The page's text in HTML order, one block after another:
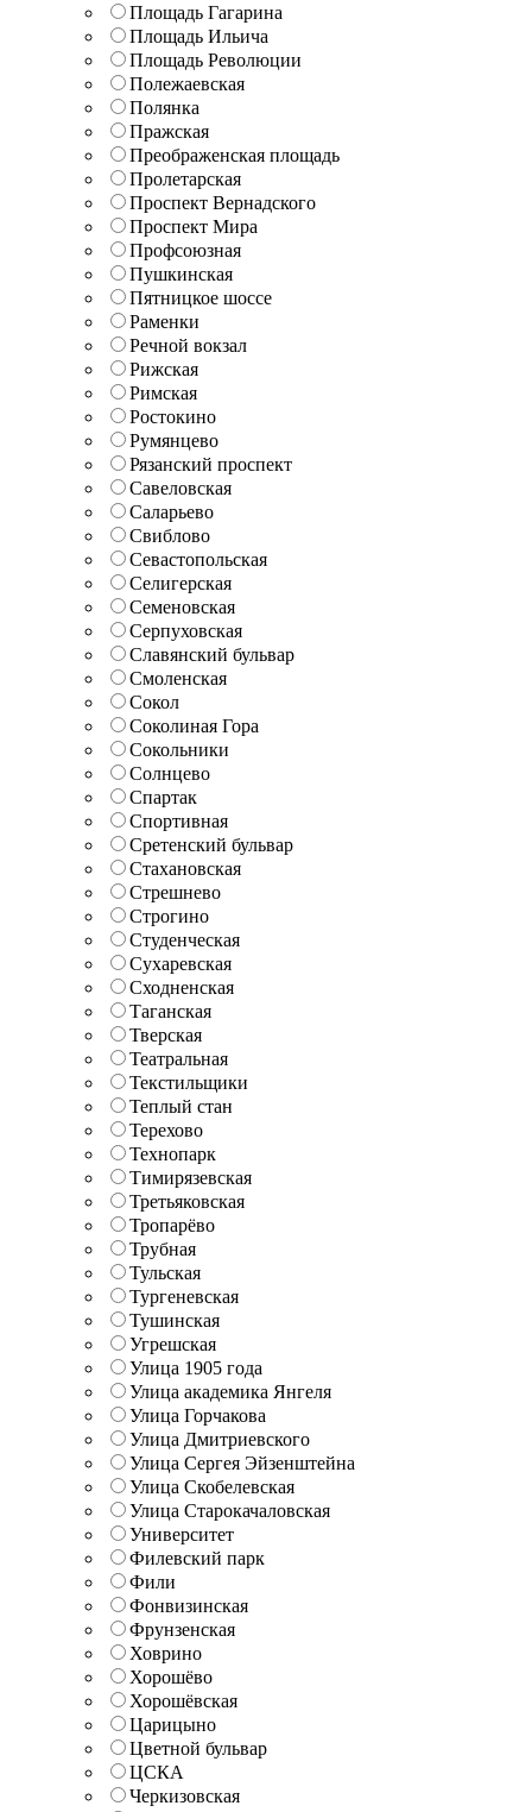
Площадь Гагарина
Площадь Ильича
Площадь Революции
Полежаевская
Полянка
Пражская
Преображенская площадь
Пролетарская
Проспект Вернадского
Проспект Мира
Профсоюзная
Пушкинская
Пятницкое шоссе
Раменки
Речной вокзал
Рижская
Римская
Ростокино
Румянцево
Рязанский проспект
Савеловская
Саларьево
Свиблово
Севастопольская
Селигерская
Семеновская
Серпуховская
Славянский бульвар
Смоленская
Сокол
Соколиная Гора
Сокольники
Солнцево
Спартак
Спортивная
Сретенский бульвар
Стахановская
Стрешнево
Строгино
Студенческая
Сухаревская
Сходненская
Таганская
Тверская
Театральная
Текстильщики
Теплый стан
Терехово
Технопарк
Тимирязевская
Третьяковская
Тропарёво
Трубная
Тульская
Тургеневская
Тушинская
Угрешская
Улица 1905 года
Улица академика Янгеля
Улица Горчакова
Улица Дмитриевского
Улица Сергея Эйзенштейна
Улица Скобелевская
Улица Старокачаловская
Университет
Филевский парк
Фили
Фонвизинская
Фрунзенская
Ховрино
Хорошёво
Хорошёвская
Царицыно
Цветной бульвар
ЦСКА
Черкизовская